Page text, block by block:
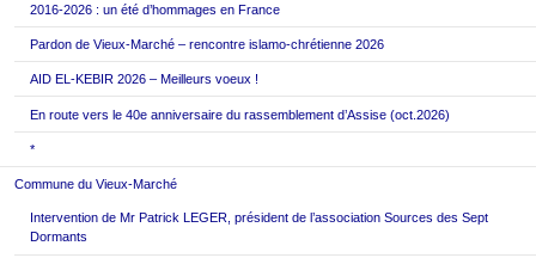
2016-2026 : un été d’hommages en France
Pardon de Vieux-Marché – rencontre islamo-chrétienne 2026
AID EL-KEBIR 2026 – Meilleurs voeux !
En route vers le 40e anniversaire du rassemblement d’Assise (oct.2026)
*
Commune du Vieux-Marché
Intervention de Mr Patrick LEGER, président de l’association Sources des Sept
Dormants